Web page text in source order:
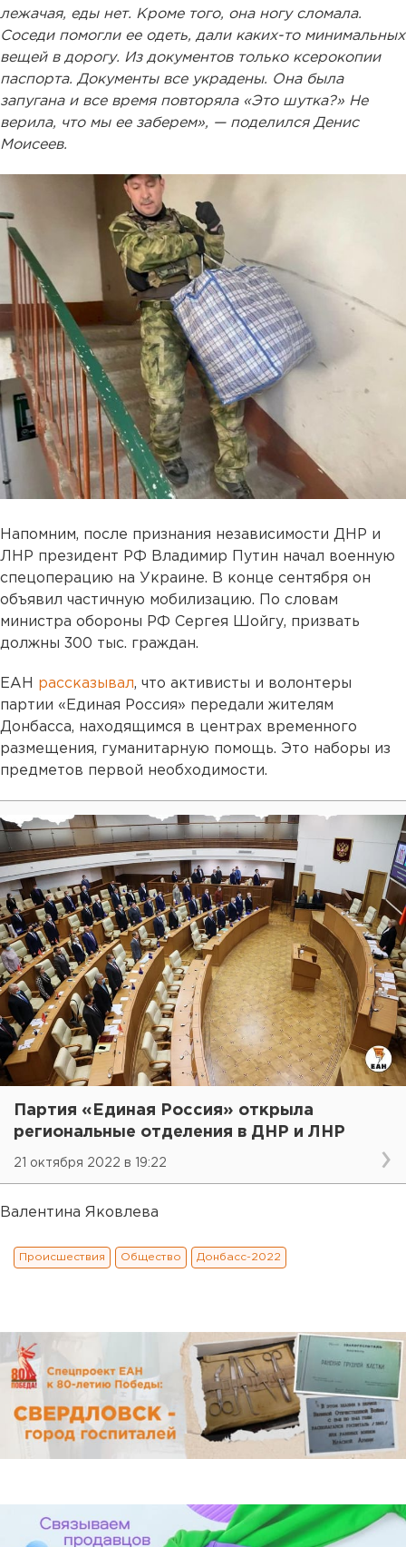
лежачая, еды нет. Кроме того, она ногу сломала.
Соседи помогли ее одеть, дали каких-то минимальных
вещей в дорогу. Из документов только ксерокопии
паспорта. Документы все украдены. Она была
запугана и все время повторяла «Это шутка?» Не
верила, что мы ее заберем», — поделился Денис
Моисеев.
Напомним, после признания независимости ДНР и
ЛНР президент РФ Владимир Путин начал военную
спецоперацию на Украине. В конце сентября он
объявил частичную мобилизацию. По словам
министра обороны РФ Сергея Шойгу, призвать
должны 300 тыс. граждан.
ЕАН рассказывал, что активисты и волонтеры
партии «Единая Россия» передали жителям
Донбасса, находящимся в центрах временного
размещения, гуманитарную помощь. Это наборы из
предметов первой необходимости.
Партия «Единая Россия» открыла
региональные отделения в ДНР и ЛНР
21 октября 2022 в 19:22
Валентина Яковлева
Происшествия Общество Донбасс-2022